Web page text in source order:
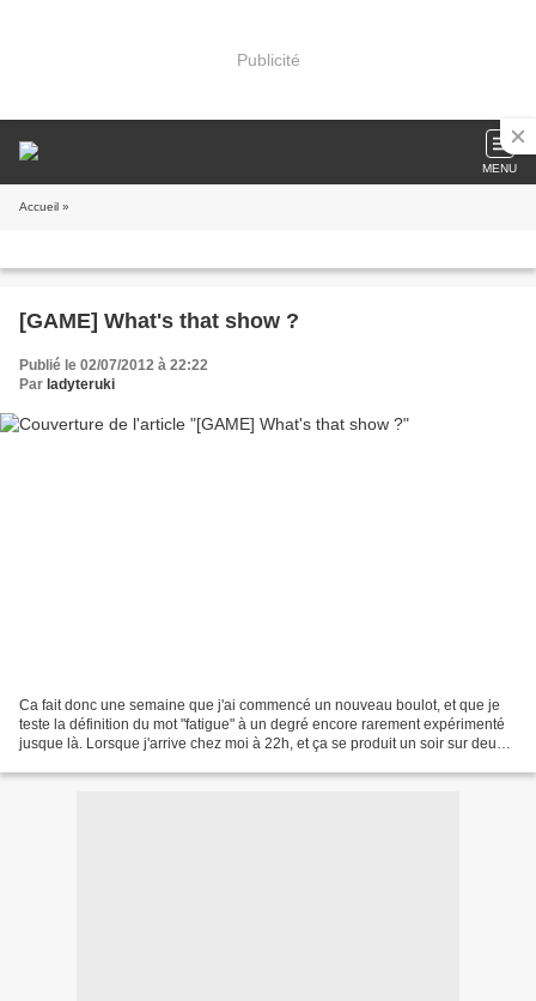
Publicité
MENU
Accueil »
[GAME] What's that show ?
Publié le 02/07/2012 à 22:22
Par ladyteruki
Ca fait donc une semaine que j'ai commencé un nouveau boulot, et que je
teste la définition du mot "fatigue" à un degré encore rarement expérimenté
jusque là. Lorsque j'arrive chez moi à 22h, et ça se produit un soir sur deux,